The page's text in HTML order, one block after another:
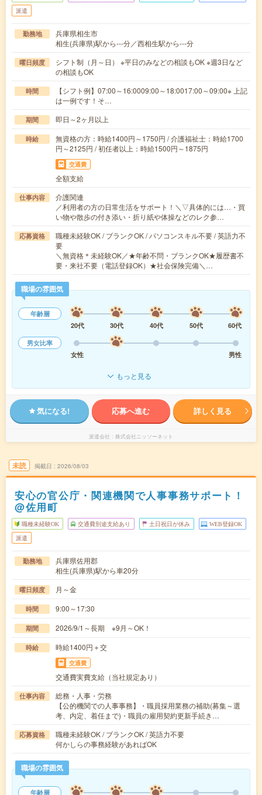
派遣
勤務地
兵庫県相生市
相生(兵庫県)駅から---分／西相生駅から---分
曜日頻度
シフト制（月～日） ※平日のみなどの相談もOK ※週3日など
の相談もOK
時間
【シフト例】07:00～16:0009:00～18:0017:00～09:00※ 上記
は一例です！そ…
期間 即日～2ヶ月以上
時給
無資格の方：時給1400円～1750円 / 介護福祉士：時給1700
円～2125円 / 初任者以上：時給1500円～1875円
交通費
全額支給
仕事内容
介護関連
／利用者の方の日常生活をサポート！＼▽具体的には…・買
い物や散歩の付き添い・折り紙や体操などのレク参…
応募資格
職種未経験OK / ブランクOK / パソコンスキル不要 / 英語力不
要
＼無資格＊未経験OK／★年齢不問・ブランクOK★履歴書不
要・来社不要（電話登録OK）★社会保険完備＼…
職場の雰囲気
年齢層
20代
30代 40代 50代
60代
男女比率
女性
男性
もっと見る
気になる! 応募へ進む 詳しく見る
派遣会社 株式会社ニッソーネット
未読 掲載日 2026/08/03
安心の官公庁・関連機関で人事事務サポート！
@佐用町
職種未経験OK 交通費別途支給あり 土日祝日が休み WEB登録OK
派遣
勤務地
兵庫県佐用郡
相生(兵庫県)駅から車20分
曜日頻度 月～金
時間 9:00～17:30
期間 2026/9/1～長期 ※9月～OK！
時給 時給1400円＋交
交通費
交通費実費支給（当社規定あり）
仕事内容
総務・人事・労務
【公的機関での人事事務】・職員採用業務の補助(募集～選
考、内定、着任まで)・職員の雇用契約更新手続き…
応募資格
職種未経験OK / ブランクOK / 英語力不要
何かしらの事務経験があればOK
職場の雰囲気
年齢層